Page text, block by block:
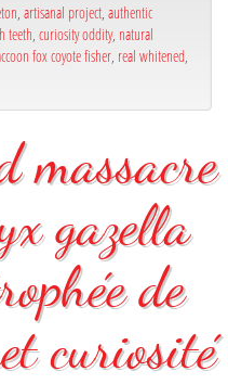
artisanal project authentic
teeth curiosity oddity, natural
fox coyote fisher real whitened
massacre
gazella
de
curiosité